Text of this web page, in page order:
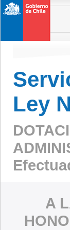
Ley
A